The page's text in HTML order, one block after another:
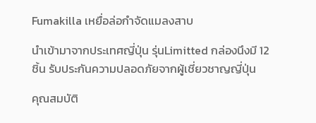
Fumakilla เหยื่อล่อกำจัดแมลงสาบ
นำเข้ามาจากประเทศญี่ปุ่น รุ่นLimitted กล่องนึงมี 12
ชิ้น รับประกันความปลอดภัยจากผู้เชี่ยวชาญญี่ปุ่น
คุณสมบัติ